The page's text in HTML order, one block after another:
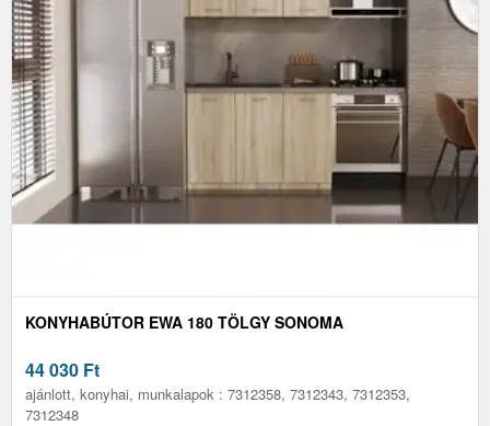
KONYHABÚTOR EWA 180 TÖLGY SONOMA
44 030 Ft
ajánlott, konyhai, munkalapok : 7312358, 7312343, 7312353,
7312348